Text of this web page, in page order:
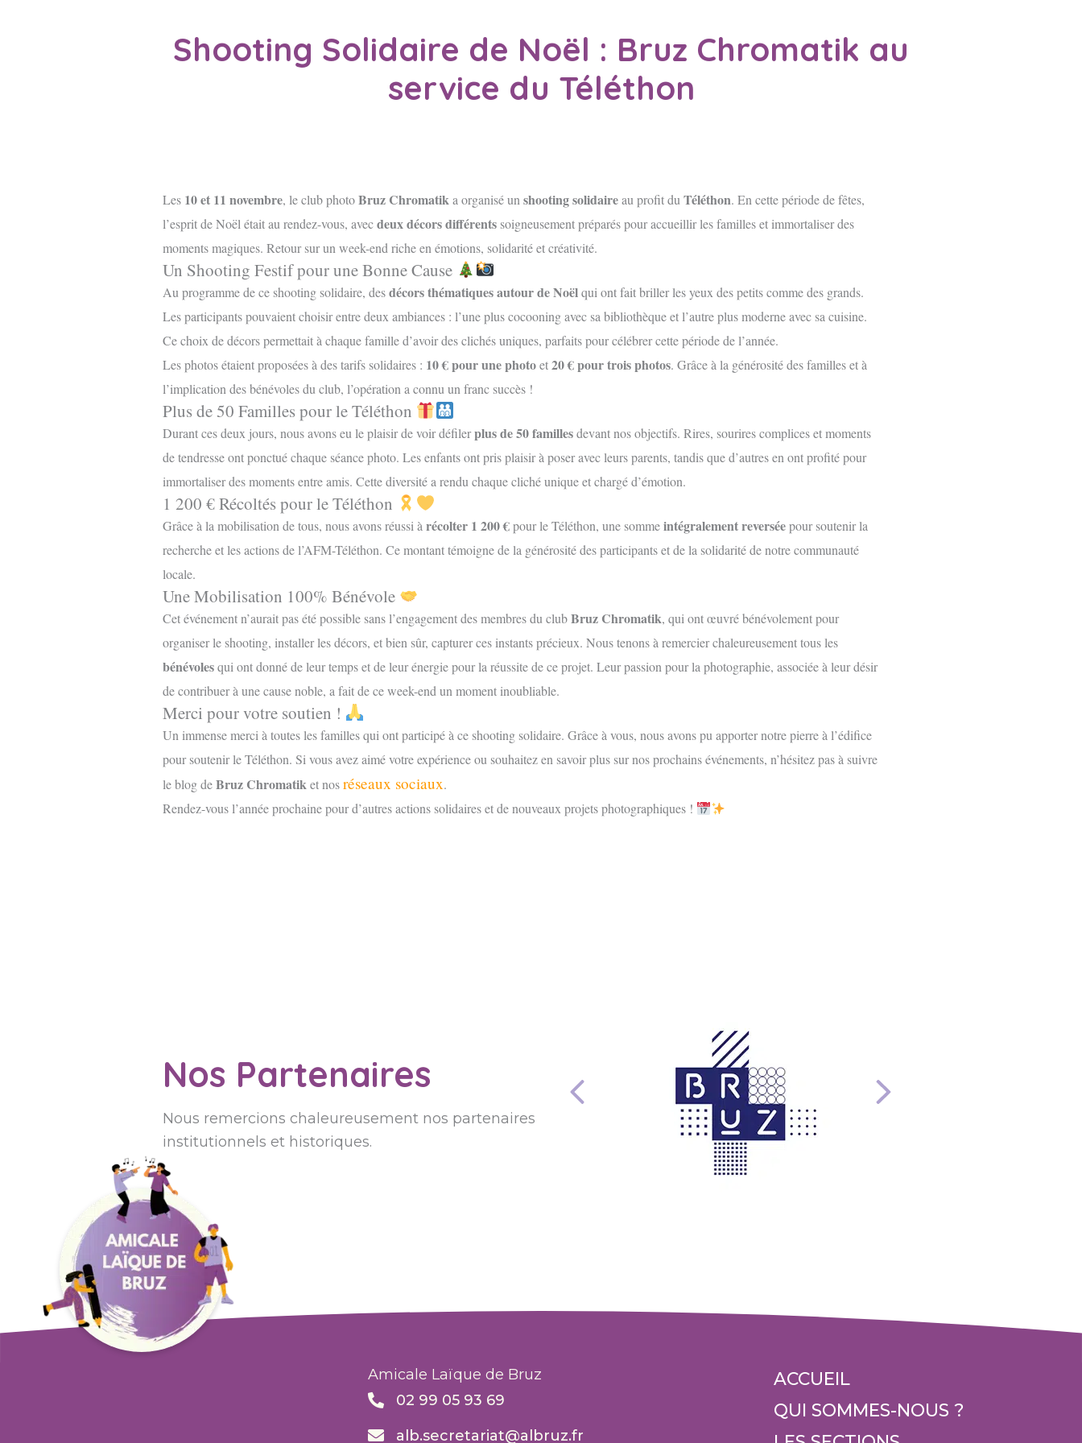
Shooting Solidaire de Noël : Bruz Chromatik au
service du Téléthon
Les 10 et 11 novembre, le club photoBruz Chromatika organisé unshooting solidaireau profit duTéléthon. En cette période de fêtes,
l’esprit de Noël était au rendez-vous, avecdeux décors différentssoigneusement préparés pour accueillir les familles et immortaliser des
moments magiques. Retour sur un week-end riche en émotions, solidarité et créativité.
Un Shooting Festif pour une Bonne Cause
Au programme de ce shooting solidaire, desdécors thématiques autour de Noëlqui ont fait briller les yeux des petits comme des grands.
Les participants pouvaient choisir entre deux ambiances : l’une plus cocooning avec sa bibliothèque et l’autre plus moderne avec sa cuisine.
Ce choix de décors permettait à chaque famille d’avoir des clichés uniques, parfaits pour célébrer cette période de l’année.
Les photos étaient proposées à des tarifs solidaires : 10 € pour une photoet20 € pour trois photos. Grâce à la générosité des familles et à
l’implication des bénévoles du club, l’opération a connu un franc succès !
Plus de 50 Familles pour le Téléthon
Durant ces deux jours, nous avons eu le plaisir de voir défilerplus de 50 famillesdevant nos objectifs. Rires, sourires complices et moments
de tendresse ont ponctué chaque séance photo. Les enfants ont pris plaisir à poser avec leurs parents, tandis que d’autres en ont profité pour
immortaliser des moments entre amis. Cette diversité a rendu chaque cliché unique et chargé d’émotion.
1 200 € Récoltés pour le Téléthon
Grâce à la mobilisation de tous, nous avons réussi àrécolter 1 200 €pour le Téléthon, une sommeintégralement reverséepour soutenir la
recherche et les actions de l’AFM-Téléthon. Ce montant témoigne de la générosité des participants et de la solidarité de notre communauté
locale.
Une Mobilisation 100% Bénévole
Cet événement n’aurait pas été possible sans l’engagement des membres du clubBruz Chromatik, qui ont œuvré bénévolement pour
organiser le shooting, installer les décors, et bien sûr, capturer ces instants précieux. Nous tenons à remercier chaleureusement tous les
bénévolesqui ont donné de leur temps et de leur énergie pour la réussite de ce projet. Leur passion pour la photographie, associée à leur désir
de contribuer à une cause noble, a fait de ce week-end un moment inoubliable.
Merci pour votre soutien !
Un immense merci à toutes les familles qui ont participé à ce shooting solidaire. Grâce à vous, nous avons pu apporter notre pierre à l’édifice
pour soutenir le Téléthon. Si vous avez aimé votre expérience ou souhaitez en savoir plus sur nos prochains événements, n’hésitez pas à suivre
le blog deBruz Chromatiket nosréseaux sociaux.
Rendez-vous l’année prochaine pour d’autres actions solidaires et de nouveaux projets photographiques !
Nos Partenaires
Nous remercions chaleureusement nos partenaires
institutionnels et historiques.
Amicale Laïque de Bruz
02 99 05 93 69
alb.secretariat@albruz.fr
ACCUEIL
QUI SOMMES-NOUS ?